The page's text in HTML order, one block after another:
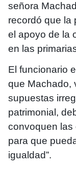
señora
recordó que la
el apoyo de la
en las
El funcionario
que Machado,
supuestas
patrimonial,
convoquen las
para que
igualdad”.